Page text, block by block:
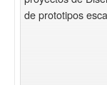
de prototipos